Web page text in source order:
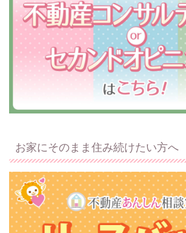
お家にそのまま住み続けたい方へ